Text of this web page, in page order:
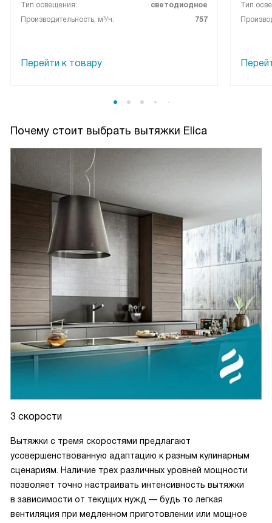
Тип освещения:
светодиодное
Производительность, м³/ч:
757
Перейти к товару
Тип
Почему стоит выбрать вытяжки Elica
3 скорости
Вытяжки с тремя скоростями предлагают
усовершенствованную адаптацию к разным кулинарным
сценариям. Наличие трех различных уровней мощности
позволяет точно настраивать интенсивность вытяжки
в зависимости от текущих нужд — будь то легкая
вентиляция при медленном приготовлении или мощное